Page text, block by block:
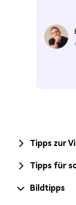
Tipps zur
Tipps für
Bildtipps